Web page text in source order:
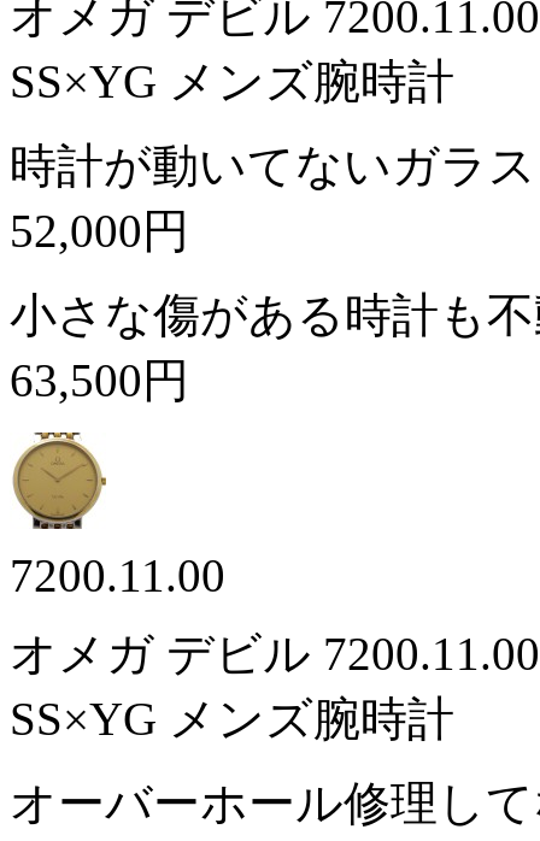
オメガ デビル
SS×YG メンズ腕時計
時計が動いてないガラ
52,000円
小さな傷がある時計も
63,500円
7200.11.00
オメガ デビル
SS×YG メンズ腕時計
オーバーホール修理し